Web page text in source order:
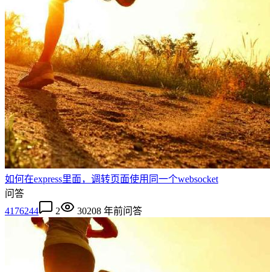
如何在express里面，调转页面使用同一个websocket
问答
4176244
2 30208 年前问答